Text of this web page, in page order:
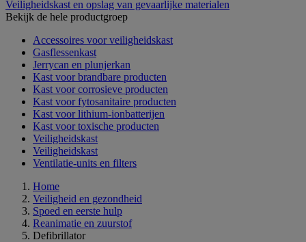
Veiligheidskast en opslag van gevaarlijke materialen
Bekijk de hele productgroep
Accessoires voor veiligheidskast
Gasflessenkast
Jerrycan en plunjerkan
Kast voor brandbare producten
Kast voor corrosieve producten
Kast voor fytosanitaire producten
Kast voor lithium-ionbatterijen
Kast voor toxische producten
Veiligheidskast
Veiligheidskast
Ventilatie-units en filters
Home
Veiligheid en gezondheid
Spoed en eerste hulp
Reanimatie en zuurstof
Defibrillator